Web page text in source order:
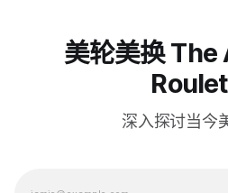
美轮美换
深入探讨当今